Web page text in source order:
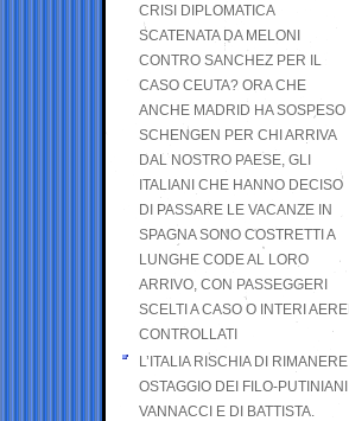
CRISI DIPLOMATICA
SCATENATA DA MELONI
CONTRO SANCHEZ PER IL
CASO CEUTA? ORA CHE
ANCHE MADRID HA SOSPESO
SCHENGEN PER CHI ARRIVA
DAL NOSTRO PAESE, GLI
ITALIANI CHE HANNO DECISO
DI PASSARE LE VACANZE IN
SPAGNA SONO COSTRETTI A
LUNGHE CODE AL LORO
ARRIVO, CON PASSEGGERI
SCELTI A CASO O INTERI AEREI
CONTROLLATI
L’ITALIA RISCHIA DI RIMANERE
OSTAGGIO DEI FILO-PUTINIANI
VANNACCI E DI BATTISTA.